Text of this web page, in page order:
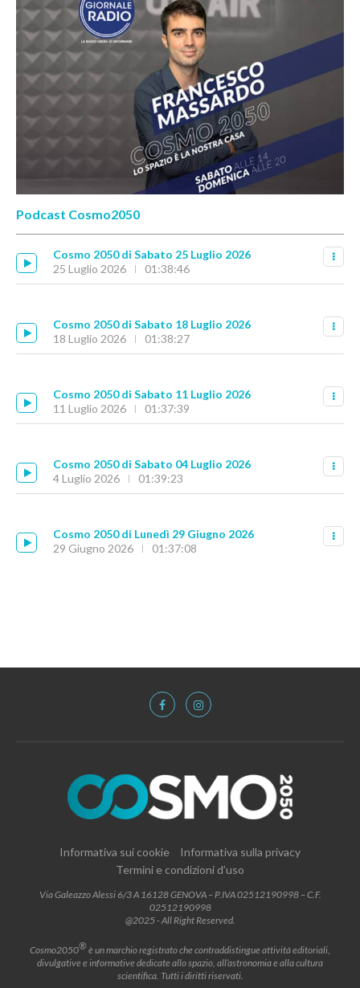
Podcast Cosmo2050
Cosmo 2050 di Sabato 25 Luglio 2026
25 Luglio 2026
01:38:46
Cosmo 2050 di Sabato 18 Luglio 2026
18 Luglio 2026
01:38:27
Cosmo 2050 di Sabato 11 Luglio 2026
11 Luglio 2026
01:37:39
Cosmo 2050 di Sabato 04 Luglio 2026
4 Luglio 2026
01:39:23
Cosmo 2050 di Lunedì 29 Giugno 2026
29 Giugno 2026
01:37:08
Informativa sui cookie
Informativa sulla privacy
Termini e condizioni d’uso
Via Galeazzo Alessi 6/3 A 16128 GENOVA – P.IVA 02512190998 – C.F.
02512190998
@2025 - All Right Reserved.
Cosmo2050®è un marchio registrato che contraddistingue attività editoriali,
divulgative e informative dedicate allo spazio, all’astronomia e alla cultura
scientifica. Tutti i diritti riservati.